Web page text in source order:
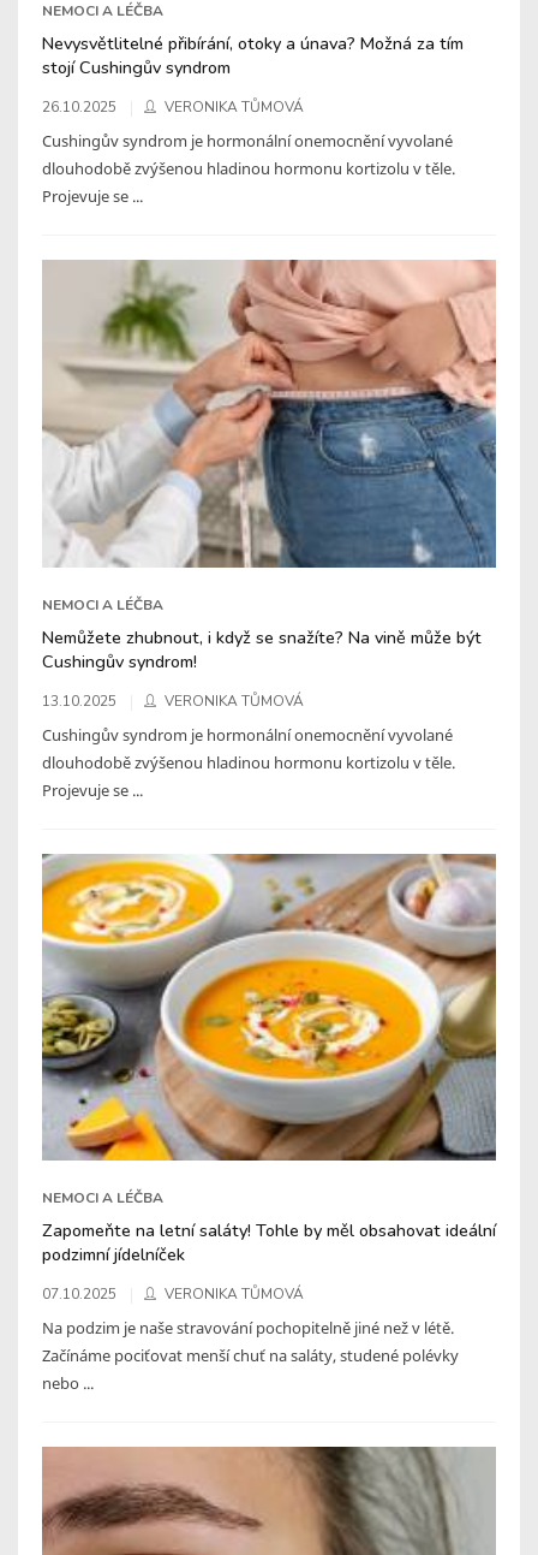
NEMOCI A LÉČBA
Nevysvětlitelné přibírání, otoky a únava? Možná za tím
stojí Cushingův syndrom
26.10.2025 VERONIKA TŮMOVÁ
Cushingův syndrom je hormonální onemocnění vyvolané
dlouhodobě zvýšenou hladinou hormonu kortizolu v těle.
Projevuje se ...
NEMOCI A LÉČBA
Nemůžete zhubnout, i když se snažíte? Na vině může být
Cushingův syndrom!
13.10.2025 VERONIKA TŮMOVÁ
Cushingův syndrom je hormonální onemocnění vyvolané
dlouhodobě zvýšenou hladinou hormonu kortizolu v těle.
Projevuje se ...
NEMOCI A LÉČBA
Zapomeňte na letní saláty! Tohle by měl obsahovat ideální
podzimní jídelníček
07.10.2025 VERONIKA TŮMOVÁ
Na podzim je naše stravování pochopitelně jiné než v létě.
Začínáme pociťovat menší chuť na saláty, studené polévky
nebo ...